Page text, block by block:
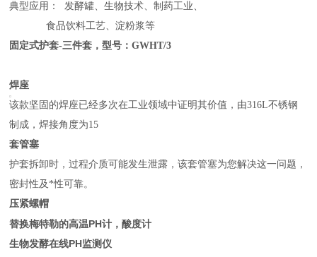
典型应用：
发酵罐、生物技术、制药工业、
食品饮料工艺、淀粉浆等
固定式护套-三件套，型号：GWHT/3
焊座
该款坚固的焊座已经多次在工业领域中证明其价值，由316L不锈钢
制成，焊接角度为15
套管塞
护套拆卸时，过程介质可能发生泄露，该套管塞为您解决这一问题，
密封性及*性可靠。
压紧螺帽
替换梅特勒的高温PH计，酸度计
生物发酵在线PH监测仪